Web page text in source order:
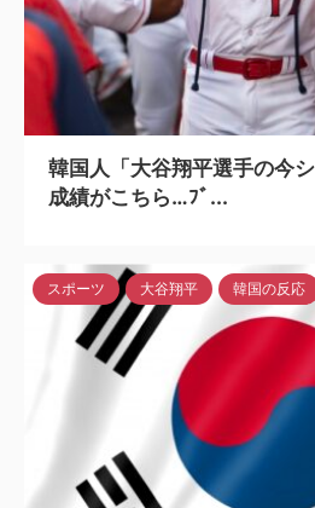
韓国人「大谷翔平選手の今
成績がこちら…ﾌﾞ...
スポーツ 大谷翔平 韓国の反応